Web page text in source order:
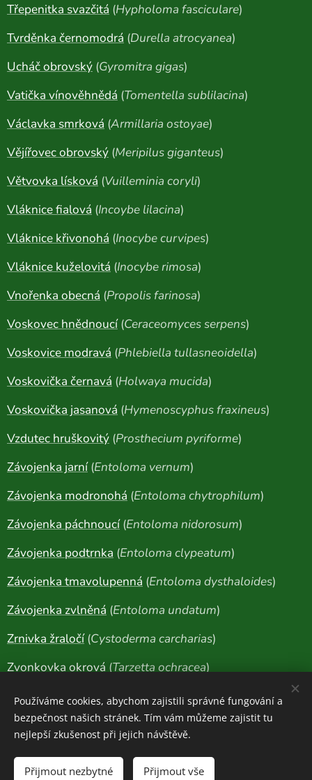
Třepenitka svazčitá (Hypholoma fasciculare)
Tvrděnka černomodrá (Durella atrocyanea)
Ucháč obrovský (Gyromitra gigas)
Vatička vínověhnědá (Tomentella sublilacina)
Václavka smrková (Armillaria ostoyae)
Vějířovec obrovský (Meripilus giganteus)
Větvovka lísková (Vuilleminia coryli)
Vláknice fialová (Incoybe lilacina)
Vláknice křivonohá (Inocybe curvipes)
Vláknice kuželovitá (Inocybe rimosa)
Vnořenka obecná (Propolis farinosa)
Voskovec hnědnoucí(Ceraceomyces serpens)
Voskovice modravá (Phlebiella tullasneoidella)
Voskovička černavá (Holwaya mucida)
Voskovička jasanová (Hymenoscyphus fraxineus)
Vzdutec hruškovitý (Prosthecium pyriforme)
Závojenka jarní(Entoloma vernum)
Závojenka modronohá (Entoloma chytrophilum)
Závojenka páchnoucí(Entoloma nidorosum)
Závojenka podtrnka (Entoloma clypeatum)
Závojenka tmavolupenná (Entoloma dysthaloides)
Závojenka zvlněná (Entoloma undatum)
Zrnivka žraločí(Cystoderma carcharias)
Zvonkovka okrová (Tarzetta ochracea)
Žilnatka oranžová (Phlebia radiata)
Houboviny © 2020-2026
Používáme cookies, abychom zajistili správné fungování a
bezpečnost našich stránek. Tím vám můžeme zajistit tu
nejlepší zkušenost při jejich návštěvě.
Přijmout nezbytné Přijmout vše